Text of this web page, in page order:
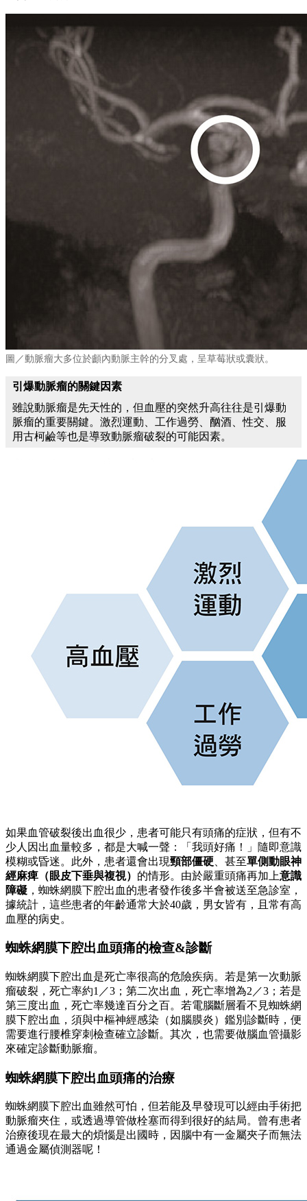
圖／動脈瘤大多位於顱內動脈主幹的分叉處，呈草莓狀或囊狀。
引爆動脈瘤的關鍵因素
雖說動脈瘤是先天性的，但血壓的突然升高往往是引爆動
脈瘤的重要關鍵。激烈運動、工作過勞、酗酒、性交、服
用古柯鹼等也是導致動脈瘤破裂的可能因素。
如果血管破裂後出血很少，患者可能只有頭痛的症狀，但有不
少人因出血量較多，都是大喊一聲：「我頭好痛！」隨即意識
模糊或昏迷。此外，患者還會出現頸部僵硬 、甚至單側動眼神
經麻痺 （眼皮下垂與複視） 的情形。由於嚴重頭痛再加上意識
障礙 ，蜘蛛網膜下腔出血的患者發作後多半會被送至急診室，
據統計，這些患者的年齡通常大於40歲，男女皆有，且常有高
血壓的病史。
蜘蛛網膜下腔出血頭痛的檢查&診斷
蜘蛛網膜下腔出血是死亡率很高的危險疾病。若是第一次動脈
瘤破裂，死亡率約1／3；第二次出血，死亡率增為2／3；若是
第三度出血，死亡率幾達百分之百。若電腦斷層看不見蜘蛛網
膜下腔出血，須與中樞神經感染（如腦膜炎）鑑別診斷時，便
需要進行腰椎穿刺檢查確立診斷。其次，也需要做腦血管攝影
來確定診斷動脈瘤。
蜘蛛網膜下腔出血頭痛的治療
蜘蛛網膜下腔出血雖然可怕，但若能及早發現可以經由手術把
動脈瘤夾住，或透過導管做栓塞而得到很好的結局。曾有患者
治療後現在最大的煩惱是出國時，因腦中有一金屬夾子而無法
通過金屬偵測器呢！